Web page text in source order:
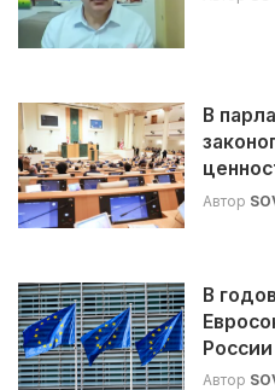
В
Автор
В
Автор